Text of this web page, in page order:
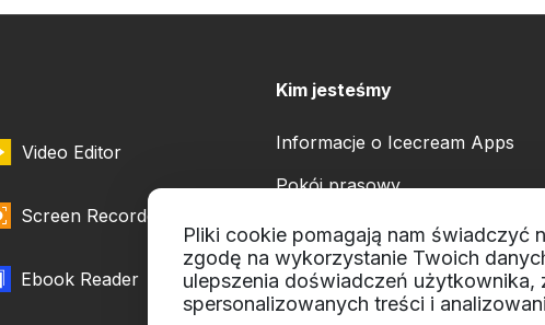
Pliki cookie pomagają nam świadczyć
zgodę na wykorzystanie Twoich
ulepszenia doświadczeń użytkownika,
spersonalizowanych treści i
Video Editor
Screen Recorder
Ebook Reader
Kim jesteśmy
Informacje o Icecream Apps
Pokój prasowy
Nasi autorzy
Współpraca